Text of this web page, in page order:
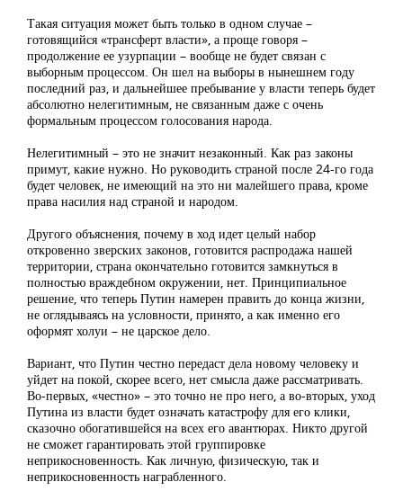
Такая ситуация может быть только в одном случае –
готовящийся «трансферт власти», а проще говоря –
продолжение ее узурпации – вообще не будет связан с
выборным процессом. Он шел на выборы в нынешнем году
последний раз, и дальнейшее пребывание у власти теперь будет
абсолютно нелегитимным, не связанным даже с очень
формальным процессом голосования народа.
Нелегитимный – это не значит незаконный. Как раз законы
примут, какие нужно. Но руководить страной после 24-го года
будет человек, не имеющий на это ни малейшего права, кроме
права насилия над страной и народом.
Другого объяснения, почему в ход идет целый набор
откровенно зверских законов, готовится распродажа нашей
территории, страна окончательно готовится замкнуться в
полностью враждебном окружении, нет. Принципиальное
решение, что теперь Путин намерен править до конца жизни,
не оглядываясь на условности, принято, а как именно его
оформят холуи – не царское дело.
Вариант, что Путин честно передаст дела новому человеку и
уйдет на покой, скорее всего, нет смысла даже рассматривать.
Во-первых, «честно» – это точно не про него, а во-вторых, уход
Путина из власти будет означать катастрофу для его клики,
сказочно обогатившейся на всех его авантюрах. Никто другой
не сможет гарантировать этой группировке
неприкосновенность. Как личную, физическую, так и
неприкосновенность награбленного.